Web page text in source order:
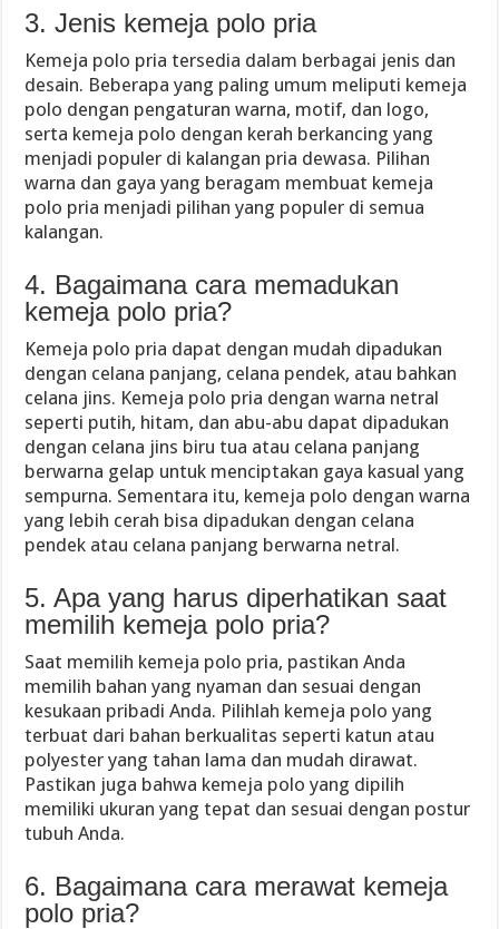
3. Jenis kemeja polo pria
Kemeja polo pria tersedia dalam berbagai jenis dan
desain. Beberapa yang paling umum meliputi kemeja
polo dengan pengaturan warna, motif, dan logo,
serta kemeja polo dengan kerah berkancing yang
menjadi populer di kalangan pria dewasa. Pilihan
warna dan gaya yang beragam membuat kemeja
polo pria menjadi pilihan yang populer di semua
kalangan.
4. Bagaimana cara memadukan
kemeja polo pria?
Kemeja polo pria dapat dengan mudah dipadukan
dengan celana panjang, celana pendek, atau bahkan
celana jins. Kemeja polo pria dengan warna netral
seperti putih, hitam, dan abu-abu dapat dipadukan
dengan celana jins biru tua atau celana panjang
berwarna gelap untuk menciptakan gaya kasual yang
sempurna. Sementara itu, kemeja polo dengan warna
yang lebih cerah bisa dipadukan dengan celana
pendek atau celana panjang berwarna netral.
5. Apa yang harus diperhatikan saat
memilih kemeja polo pria?
Saat memilih kemeja polo pria, pastikan Anda
memilih bahan yang nyaman dan sesuai dengan
kesukaan pribadi Anda. Pilihlah kemeja polo yang
terbuat dari bahan berkualitas seperti katun atau
polyester yang tahan lama dan mudah dirawat.
Pastikan juga bahwa kemeja polo yang dipilih
memiliki ukuran yang tepat dan sesuai dengan postur
tubuh Anda.
6. Bagaimana cara merawat kemeja
polo pria?